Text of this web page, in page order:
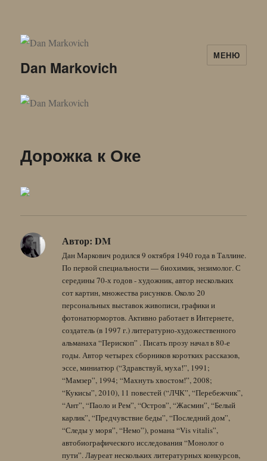
Dan Markovich
МЕНЮ
Дорожка к Оке
Автор: DM
Дан Маркович родился 9 октября 1940 года в Таллине.
По первой специальности — биохимик, энзимолог. С
середины 70-х годов - художник, автор нескольких
сот картин, множества рисунков. Около 20
персональных выставок живописи, графики и
фотонатюрмортов. Активно работает в Интернете,
создатель (в 1997 г.) литературно-художественного
альманаха “Перископ” . Писать прозу начал в 80-е
годы. Автор четырех сборников коротких рассказов,
эссе, миниатюр (“Здравствуй, муха!”, 1991;
“Мамзер”, 1994; “Махнуть хвостом!”, 2008;
“Кукисы”, 2010), 11 повестей (“ЛЧК”, “Перебежчик”,
“Ант”, “Паоло и Рем”, “Остров”, “Жасмин”, “Белый
карлик”, “Предчувствие беды”, “Последний дом”,
“Следы у моря”, “Немо”), романа “Vis vitalis”,
автобиографического исследования “Монолог о
пути”. Лауреат нескольких литературных конкурсов,